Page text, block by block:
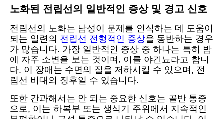
노화된 전립선의 일반적인 증상 및 경고 신호
전립선의 노화는 남성이 문제를 인식하는 데 도움이
되는 일련의 전립선 전형적인 증상을 동반하는 경우
가 많습니다. 가장 일반적인 증상 중 하나는 특히 밤
에 자주 소변을 보는 것이며, 이를 야간뇨라고 합니
다. 이 장애는 수면의 질을 저하시킬 수 있으며, 전
립선 비대의 징후일 수 있습니다.
또한 간과해서는 안 되는 중요한 신호는 골반 통증
으로, 이는 하복부 또는 생식기 주위에서 지속적인